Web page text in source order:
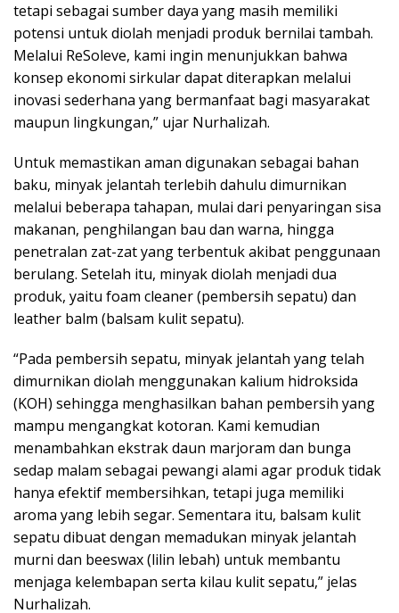
tetapi sebagai sumber daya yang masih memiliki
potensi untuk diolah menjadi produk bernilai tambah.
Melalui ReSoleve, kami ingin menunjukkan bahwa
konsep ekonomi sirkular dapat diterapkan melalui
inovasi sederhana yang bermanfaat bagi masyarakat
maupun lingkungan,” ujar Nurhalizah.
Untuk memastikan aman digunakan sebagai bahan
baku, minyak jelantah terlebih dahulu dimurnikan
melalui beberapa tahapan, mulai dari penyaringan sisa
makanan, penghilangan bau dan warna, hingga
penetralan zat-zat yang terbentuk akibat penggunaan
berulang. Setelah itu, minyak diolah menjadi dua
produk, yaitu foam cleaner (pembersih sepatu) dan
leather balm (balsam kulit sepatu).
“Pada pembersih sepatu, minyak jelantah yang telah
dimurnikan diolah menggunakan kalium hidroksida
(KOH) sehingga menghasilkan bahan pembersih yang
mampu mengangkat kotoran. Kami kemudian
menambahkan ekstrak daun marjoram dan bunga
sedap malam sebagai pewangi alami agar produk tidak
hanya efektif membersihkan, tetapi juga memiliki
aroma yang lebih segar. Sementara itu, balsam kulit
sepatu dibuat dengan memadukan minyak jelantah
murni dan beeswax (lilin lebah) untuk membantu
menjaga kelembapan serta kilau kulit sepatu,” jelas
Nurhalizah.